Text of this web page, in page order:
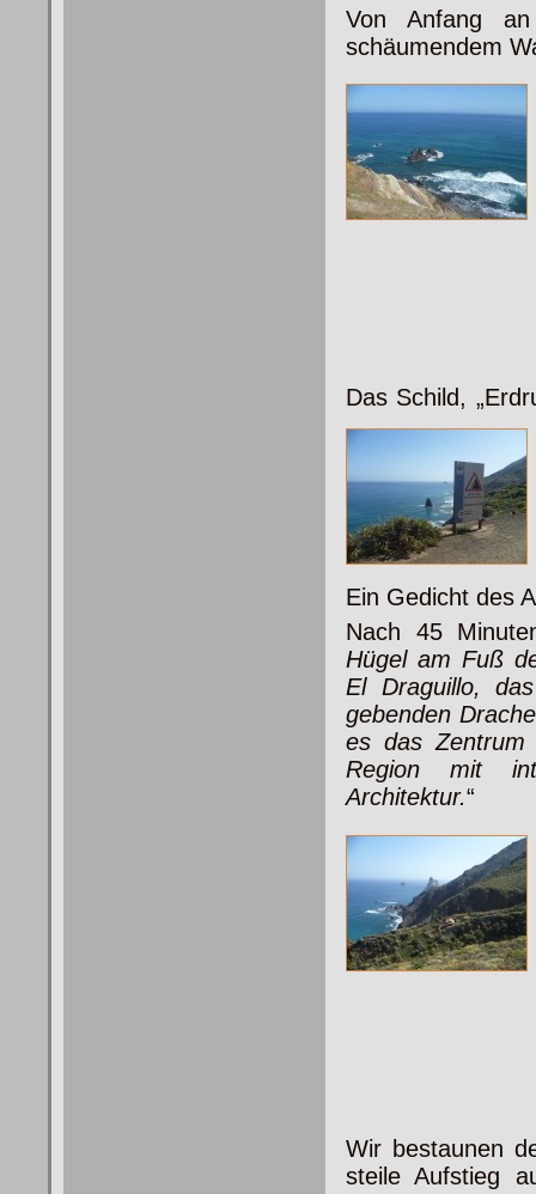
Von Anfang
schäumendem
Das Schild,
Ein Gedicht des
Nach 45
Hügel am Fuß
El Draguillo,
gebenden
es das Zentrum
Region mit
Architektur.“
Wir bestaunen
steile Aufstieg